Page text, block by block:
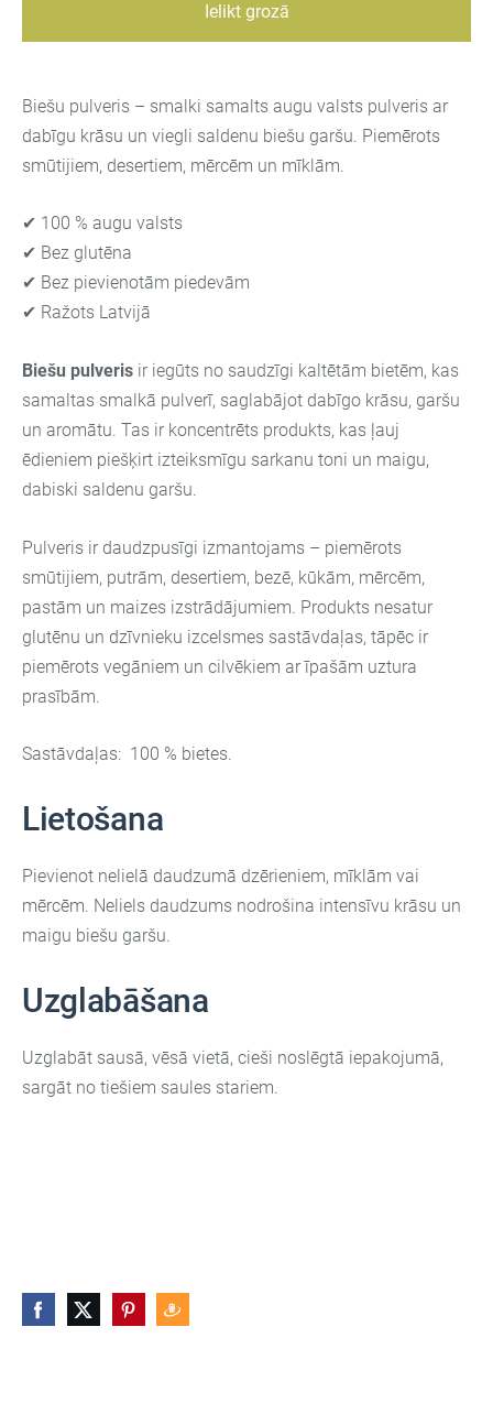
Ielikt grozā
Biešu pulveris – smalki samalts augu valsts pulveris ar
dabīgu krāsu un viegli saldenu biešu garšu. Piemērots
smūtijiem, desertiem, mērcēm un mīklām.
✔ 100 % augu valsts
✔ Bez glutēna
✔ Bez pievienotām piedevām
✔ Ražots Latvijā
Biešu pulveris ir iegūts no saudzīgi kaltētām bietēm, kas
samaltas smalkā pulverī, saglabājot dabīgo krāsu, garšu
un aromātu. Tas ir koncentrēts produkts, kas ļauj
ēdieniem piešķirt izteiksmīgu sarkanu toni un maigu,
dabiski saldenu garšu.
Pulveris ir daudzpusīgi izmantojams – piemērots
smūtijiem, putrām, desertiem, bezē, kūkām, mērcēm,
pastām un maizes izstrādājumiem. Produkts nesatur
glutēnu un dzīvnieku izcelsmes sastāvdaļas, tāpēc ir
piemērots vegāniem un cilvēkiem ar īpašām uztura
prasībām.
Sastāvdaļas: 100 % bietes.
Lietošana
Pievienot nelielā daudzumā dzērieniem, mīklām vai
mērcēm. Neliels daudzums nodrošina intensīvu krāsu un
maigu biešu garšu.
Uzglabāšana
Uzglabāt sausā, vēsā vietā, cieši noslēgtā iepakojumā,
sargāt no tiešiem saules stariem.